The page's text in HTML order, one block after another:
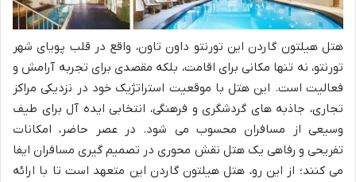
هتل هیلتون گاردن این تورنتو داون تاون، واقع در قلب پویای شهر
تورنتو، نه تنها مکانی برای اقامت، بلکه مقصدی برای تجربه آرامش و
فعالیت است. این هتل با موقعیت استراتژیک خود در نزدیکی مراکز
تجاری، جاذبه های گردشگری و فرهنگی، انتخابی ایده آل برای طیف
وسیعی از مسافران محسوب می شود. در عصر حاضر، امکانات
تفریحی و رفاهی یک هتل نقش محوری در تصمیم گیری مسافران ایفا
می کنند؛ از این رو، هتل هیلتون گاردن این متعهد است تا با ارائه